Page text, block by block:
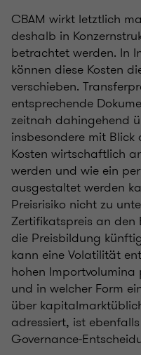
CBAM wirkt letztlich
deshalb in
betrachtet werden. In
können diese Kosten
verschieben.
entsprechende
zeitnah dahingehend
insbesondere mit
Kosten wirtschaftlich
werden und wie ein
ausgestaltet werden
Preisrisiko nicht zu
Zertifikatspreis an den
die Preisbildung
kann eine Volatilität
hohen
und in welcher Form
über
adressiert, ist